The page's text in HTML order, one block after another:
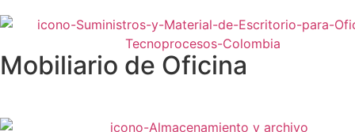
Mobiliario de Oficina